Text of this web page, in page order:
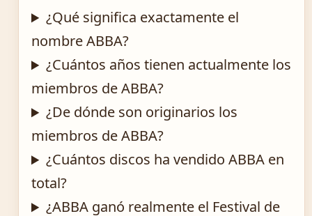
¿Qué significa exactamente el
nombre ABBA?
¿Cuántos años tienen actualmente los
miembros de ABBA?
¿De dónde son originarios los
miembros de ABBA?
¿Cuántos discos ha vendido ABBA en
total?
¿ABBA ganó realmente el Festival de